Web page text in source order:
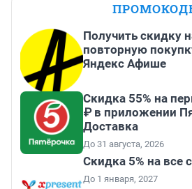
Получить скидку
повторную
Яндекс Афише
Скидка 55% на
₽ в приложении
Доставка
До 31 августа, 2026
Скидка 5% на все
До 1 января, 2027